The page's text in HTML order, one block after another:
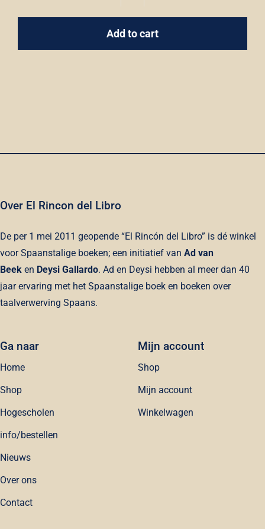
ejércitos
-
Evelio
de
Add to cart
Over El Rincon del Libro
De per 1 mei 2011 geopende “El Rincón del Libro” is dé winkel
voor Spaanstalige boeken; een initiatief van Ad van
Beeken Deysi Gallardo. Ad en Deysi hebben al meer dan 40
jaar ervaring met het Spaanstalige boek en boeken over
taalverwerving Spaans.
Ga naar
Home
Shop
Hogescholen
info/bestellen
Nieuws
Over ons
Contact
Mijn account
Shop
Mijn account
Winkelwagen